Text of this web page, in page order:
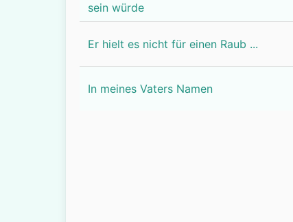
sein würde
Er hielt es nicht für einen Raub ...
In meines Vaters Namen